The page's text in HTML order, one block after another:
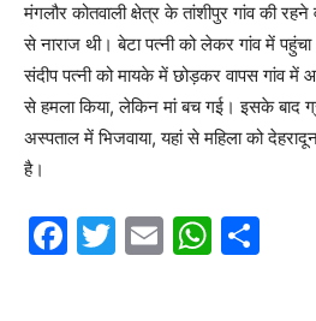
मंगलौर कोतवाली क्षेत्र के तांशीपुर गांव की
से नाराज थी। बेटा पत्नी को लेकर गांव में
संदीप पत्नी को मायके में छोड़कर वापस गांव में
से हमला किया, लेकिन मां बच गई। इसके बाद
अस्पताल में भिजवाया, यहां से महिला को
है।
F
T
E
W